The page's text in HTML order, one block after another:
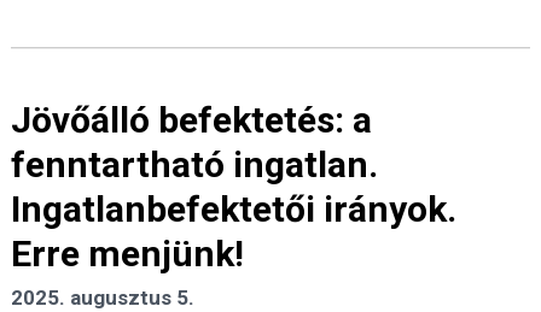
Jövőálló befektetés: a
fenntartható ingatlan.
Ingatlanbefektetői irányok.
Erre menjünk!
2025. augusztus 5.